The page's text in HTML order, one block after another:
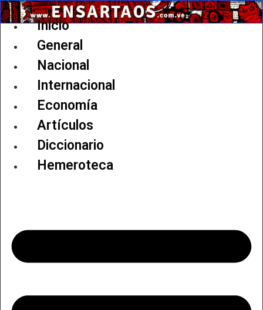
Ir
al
Inicio
General
Nacional
Internacional
Economía
Artículos
Diccionario
Hemeroteca